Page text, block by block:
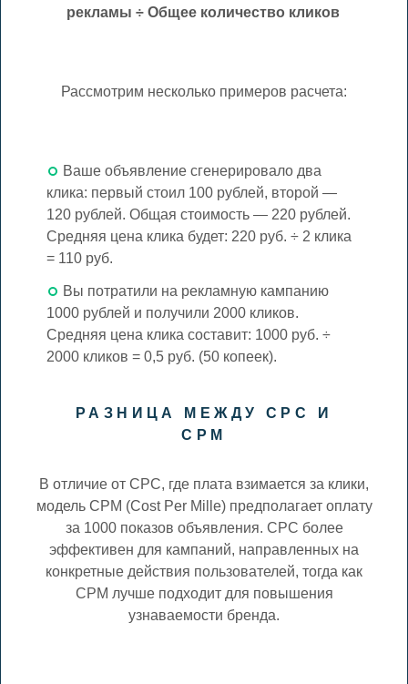
рекламы ÷ Общее количество кликов
Рассмотрим несколько примеров расчета:
Ваше объявление сгенерировало два
клика: первый стоил 100 рублей, второй —
120 рублей. Общая стоимость — 220 рублей.
Средняя цена клика будет: 220 руб. ÷ 2 клика
= 110 руб.
Вы потратили на рекламную кампанию
1000 рублей и получили 2000 кликов.
Средняя цена клика составит: 1000 руб. ÷
2000 кликов = 0,5 руб. (50 копеек).
РАЗНИЦА МЕЖДУ CPC И
CPM
В отличие от CPC, где плата взимается за клики,
модель CPM (Cost Per Mille) предполагает оплату
за 1000 показов объявления. CPC более
эффективен для кампаний, направленных на
конкретные действия пользователей, тогда как
CPM лучше подходит для повышения
узнаваемости бренда.